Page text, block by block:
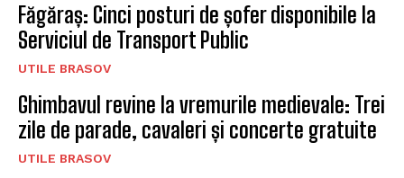
Făgăraș: Cinci posturi de șofer disponibile la
Serviciul de Transport Public
UTILE BRASOV
Ghimbavul revine la vremurile medievale: Trei
zile de parade, cavaleri și concerte gratuite
UTILE BRASOV